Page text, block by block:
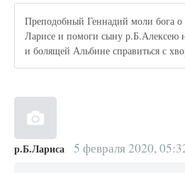
Преподобный Геннадий моли бога
Ларисе и помоги сыну р.Б.Алексею
и болящей Альбине справиться с
р.Б.Лариса 5 февраля 2020,